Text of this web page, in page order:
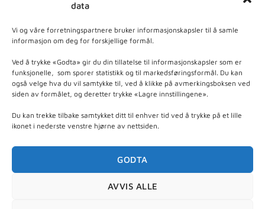
data
Vi og våre forretningspartnere bruker informasjonskapsler til å samle
informasjon om deg for forskjellige formål.
Ved å trykke «Godta» gir du din tillatelse til informasjonskapsler som er
funksjonelle, som sporer statistikk og til markedsføringsformål. Du kan
også velge hva du vil samtykke til, ved å klikke på avmerkingsboksen ved
siden av formålet, og deretter trykke «Lagre innstillingene».
Du kan trekke tilbake samtykket ditt til enhver tid ved å trykke på et lille
ikonet i nederste venstre hjørne av nettsiden.
GODTA
AVVIS ALLE
- Basert på103anmeldelser